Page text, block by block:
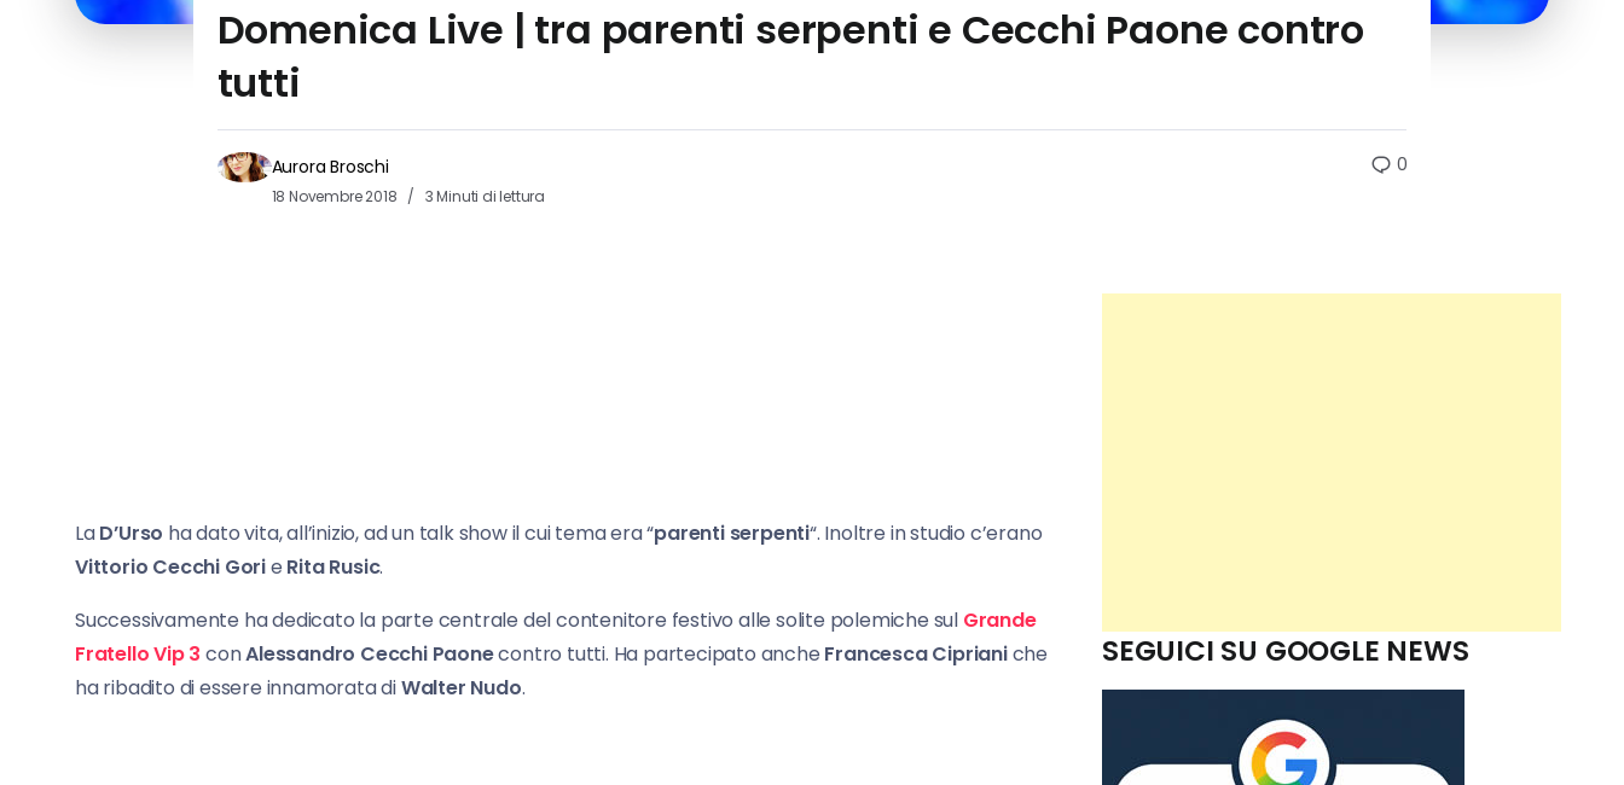
Domenica Live | tra parenti serpenti e Cecchi Paone contro
tutti
Aurora Broschi
18 Novembre 2018 3 Minuti di lettura
0
LaD’Urso ha dato vita, all’inizio, ad un talk show il cui tema era “parenti serpenti“. Inoltre in studio c’erano
Vittorio Cecchi Gorie Rita Rusic.
Successivamente ha dedicato la parte centrale del contenitore festivo alle solite polemiche sul Grande
Fratello Vip 3 conAlessandro Cecchi Paonecontro tutti. Ha partecipato anche Francesca Ciprianiche
ha ribadito di essere innamorata diWalter Nudo.
SEGUICI SU GOOGLE NEWS